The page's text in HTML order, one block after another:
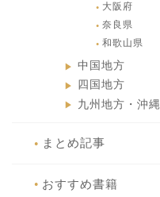
● 大阪府
● 奈良県
● 和歌山県
▶ 中国地方
▶ 四国地方
▶ 九州地方・沖縄
● まとめ記事
● おすすめ書籍